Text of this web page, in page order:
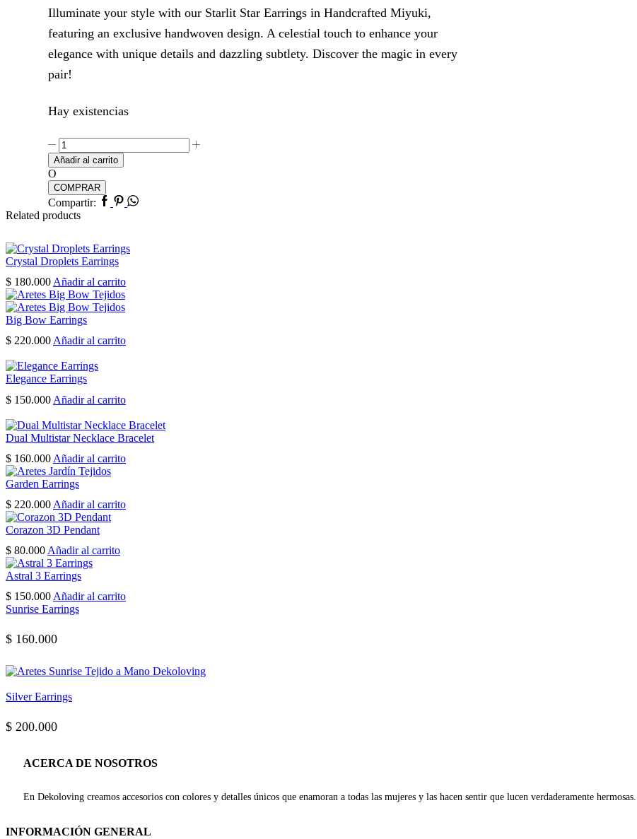
Illuminate your style with our Starlit Star Earrings in Handcrafted Miyuki,
featuring an exclusive handwoven design. A celestial touch to enhance your
elegance with unique details and dazzling subtlety. Discover the magic in every
pair!
Hay existencias
Starlit
Earrings
cantidad
Añadir al carrito
O
COMPRAR
Compartir: Facebook
Pinterest
Whatsapp
Related products
Crystal Droplets Earrings
$ 180.000 Añadir al carrito
Big Bow Earrings
$ 220.000 Añadir al carrito
Elegance Earrings
$ 150.000 Añadir al carrito
Dual Multistar Necklace Bracelet
$ 160.000 Añadir al carrito
Garden Earrings
$ 220.000 Añadir al carrito
Corazon 3D Pendant
$ 80.000 Añadir al carrito
Astral 3 Earrings
$ 150.000 Añadir al carrito
Sunrise Earrings
$ 160.000
Silver Earrings
$ 200.000
ACERCA DE NOSOTROS
En Dekoloving creamos accesorios con colores y detalles únicos que enamoran a todas las mujeres y las hacen sentir que lucen verdaderamente hermosas.
INFORMACIÓN GENERAL